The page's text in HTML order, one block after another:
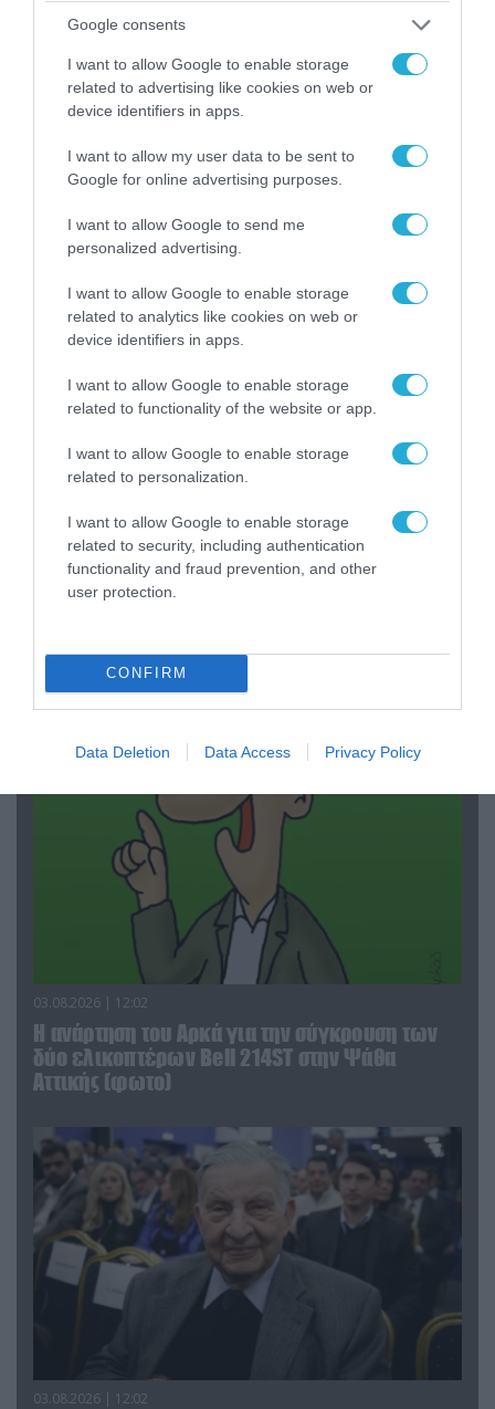
Google consents
I want to allow Google to enable storage
related to advertising like cookies on web or
device identifiers in apps.
I want to allow my user data to be sent to
Google for online advertising purposes.
I want to allow Google to send me
personalized advertising.
I want to allow Google to enable storage
related to analytics like cookies on web or
device identifiers in apps.
I want to allow Google to enable storage
related to functionality of the website or app.
I want to allow Google to enable storage
related to personalization.
I want to allow Google to enable storage
related to security, including authentication
functionality and fraud prevention, and other
user protection.
CONFIRM
Data Deletion Data Access Privacy Policy
O διευθυντής του OPEN προσπαθεί να τα
«μαζέψει» για τη δημοσιογράφο που γέλασε
σε ρεπορτάζ για τις φωτιές
03.08.2026 | 19:02
ρεπόρτερ του ΟΡΕΝ: «Όλοι να έχουμε
δικαίωμα στο λάθος»
03.08.2026 | 12:02
Η ανάρτηση του Αρκά για την σύγκρουση των
δύο ελικοπτέρων Bell 214ST στην Ψάθα
Αττικής (φωτο)
03.08.2026 | 12:02